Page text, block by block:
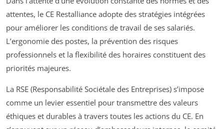
attentes, le CE Restalliance adopte des stratégies intégrées
pour améliorer les conditions de travail de ses salariés.
L’ergonomie des postes, la prévention des risques
professionnels et la flexibilité des horaires constituent des
priorités majeures.
La RSE (Responsabilité Sociétale des Entreprises) s’impose
comme un levier essentiel pour transmettre des valeurs
éthiques et durables à travers toutes les actions du CE. En